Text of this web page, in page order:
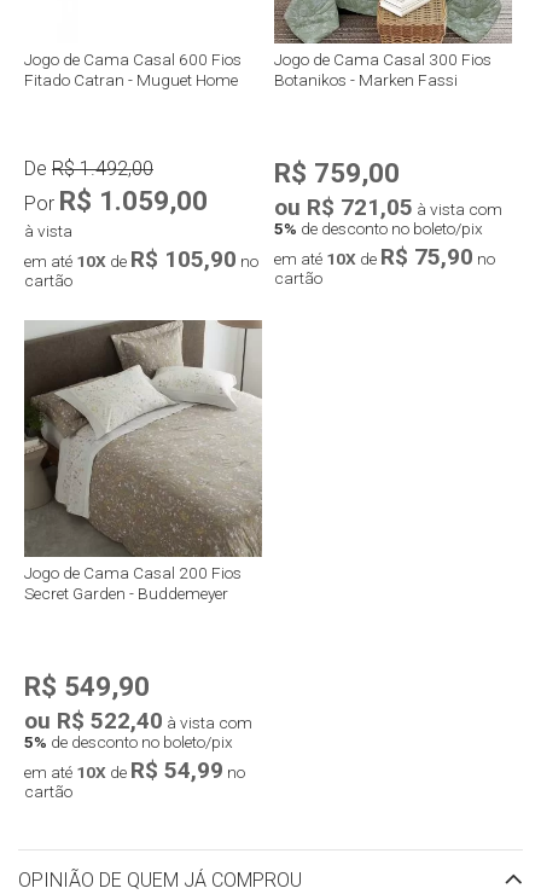
Jogo de Cama Casal 600 Fios
Fitado Catran - Muguet Home
De R$ 1.492,00
Por R$ 1.059,00
à vista
em até 10X de R$ 105,90 no
cartão
Jogo de Cama Casal 300 Fios
Botanikos - Marken Fassi
R$ 759,00
ou R$ 721,05 à vista com
5% de desconto no boleto/pix
em até 10X de R$ 75,90 no
cartão
Jogo de Cama Casal 200 Fios
Secret Garden - Buddemeyer
R$ 549,90
ou R$ 522,40 à vista com
5% de desconto no boleto/pix
em até 10X de R$ 54,99 no
cartão
OPINIÃO DE QUEM JÁ COMPROU